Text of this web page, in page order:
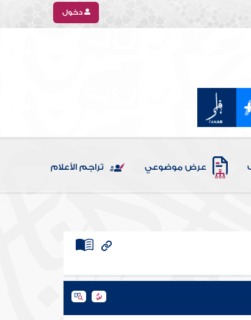
دخول
عرض موضوعي تراجم الأعلام